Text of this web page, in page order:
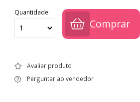
Quantidade:
Comprar
Avaliar produto
Perguntar ao vendedor